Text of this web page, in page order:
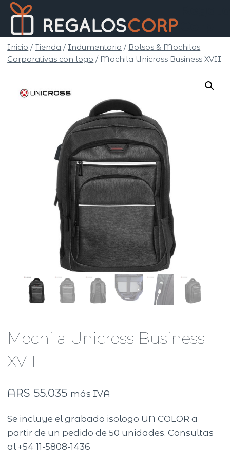
Saltar
contenido
Inicio / Tienda / Indumentaria / Bolsos & Mochilas
Corporativas con logo / Mochila Unicross Business XVII
Mochila Unicross Business
XVII
ARS 55.035 más IVA
Se incluye el grabado isologo UN COLOR a
partir de un pedido de 50 unidades. Consultas
al +54 11-5808-1436